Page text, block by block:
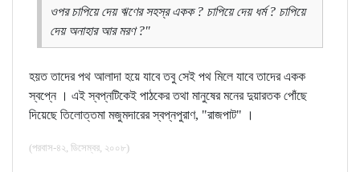
ওপর চাপিয়ে দেয় ঋণের সহস্র একক ? চাপিয়ে দেয় ধর্ম ? চাপিয়ে
দেয় অনাহার আর মরণ ?"
হয়ত তাদের পথ আলাদা হয়ে যাবে তবু সেই পথ মিলে যাবে তাদের একক
স্বপ্নে । এই স্বপ্নটিকেই পাঠকের তথা মানুষের মনের দুয়ারতক পোঁছে
দিয়েছে তিলোত্তমা মজুমদারের স্বপ্নপুরাণ, "রাজপাট" ।
(পরবাস-৪২, ডিসেম্বর, ২০০৮)